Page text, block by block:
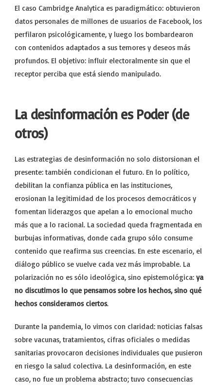
El caso Cambridge Analytica es paradigmático: obtuvieron
datos personales de millones de usuarios de Facebook, los
perfilaron psicológicamente, y luego los bombardearon
con contenidos adaptados a sus temores y deseos más
profundos. El objetivo: influir electoralmente sin que el
receptor perciba que está siendo manipulado.
La desinformación es Poder (de
otros)
Las estrategias de desinformación no solo distorsionan el
presente: también condicionan el futuro. En lo político,
debilitan la confianza pública en las instituciones,
erosionan la legitimidad de los procesos democráticos y
fomentan liderazgos que apelan a lo emocional mucho
más que a lo racional. La sociedad queda fragmentada en
burbujas informativas, donde cada grupo sólo consume
contenido que reafirma sus creencias. En este escenario, el
diálogo público se vuelve cada vez más improbable. La
polarización no es sólo ideológica, sino epistemológica: ya
no discutimos lo que pensamos sobre los hechos, sino qué
hechos consideramos ciertos.
Durante la pandemia, lo vimos con claridad: noticias falsas
sobre vacunas, tratamientos, cifras oficiales o medidas
sanitarias provocaron decisiones individuales que pusieron
en riesgo la salud colectiva. La desinformación, en este
caso, no fue un problema abstracto; tuvo consecuencias